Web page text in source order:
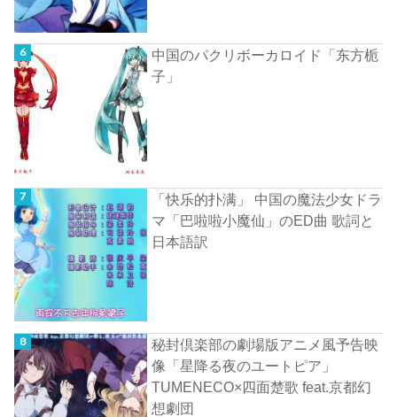
中国のパクリボーカロイド「东方栀
子」
「快乐的扑满」 中国の魔法少女ドラ
マ「巴啦啦小魔仙」のED曲 歌詞と
日本語訳
秘封倶楽部の劇場版アニメ風予告映
像「星降る夜のユートピア」
TUMENECO×四面楚歌 feat.京都幻
想劇団